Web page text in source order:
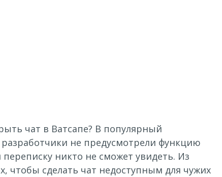
чат в Ватсапе? В популярный
не предусмотрели функцию
никто не сможет увидеть. Из
чтобы сделать чат недоступным для чужих